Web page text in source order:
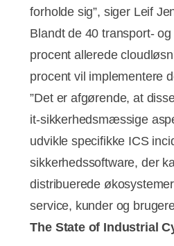
forholde sig”, siger Leif
Blandt de 40 transport-
procent allerede
procent vil implementere
”Det er afgørende, at
it-sikkerhedsmæssige
udvikle specifikke ICS
sikkerhedssoftware, der
distribuerede
service, kunder og
The State of Industrial